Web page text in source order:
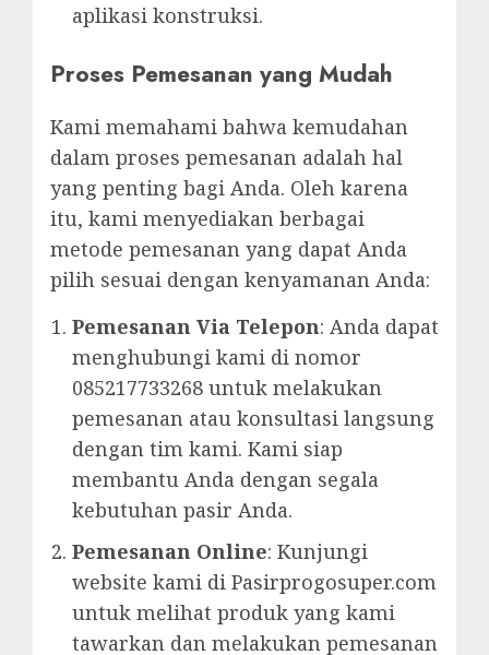
aplikasi konstruksi.
Proses Pemesanan yang Mudah
Kami memahami bahwa kemudahan
dalam proses pemesanan adalah hal
yang penting bagi Anda. Oleh karena
itu, kami menyediakan berbagai
metode pemesanan yang dapat Anda
pilih sesuai dengan kenyamanan Anda:
Pemesanan Via Telepon: Anda dapat
menghubungi kami di nomor
085217733268 untuk melakukan
pemesanan atau konsultasi langsung
dengan tim kami. Kami siap
membantu Anda dengan segala
kebutuhan pasir Anda.
Pemesanan Online: Kunjungi
website kami di Pasirprogosuper.com
untuk melihat produk yang kami
tawarkan dan melakukan pemesanan